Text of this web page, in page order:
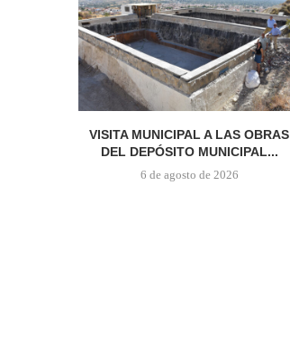
VISITA MUNICIPAL A LAS OBRAS
DEL DEPÓSITO MUNICIPAL...
6 de agosto de 2026